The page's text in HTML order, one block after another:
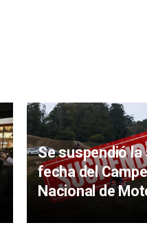
Se suspendió la
fecha del
Nacional de